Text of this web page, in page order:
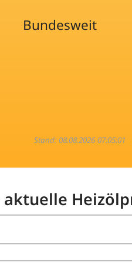
Bundesweit
Stand: 08.08.2026